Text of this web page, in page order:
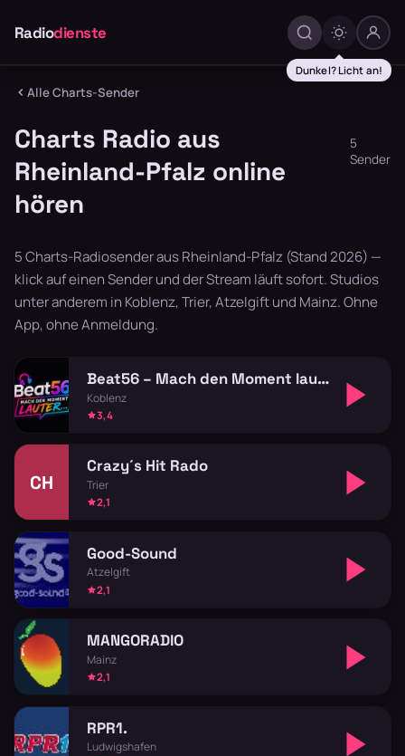
Radiodienste
Dunkel? Licht an!
Alle Charts-Sender
Charts Radio aus
Rheinland-Pfalz online
hören
5
Sender
5 Charts-Radiosender aus Rheinland-Pfalz (Stand 2026) —
klick auf einen Sender und der Stream läuft sofort. Studios
unter anderem in Koblenz, Trier, Atzelgift und Mainz. Ohne
App, ohne Anmeldung.
Beat56 – Mach den Moment lauter!
Koblenz
3,4
CH
Crazy´s Hit Rado
Trier
2,1
Good-Sound
Atzelgift
2,1
MANGORADIO
Mainz
2,1
RPR1.
Ludwigshafen